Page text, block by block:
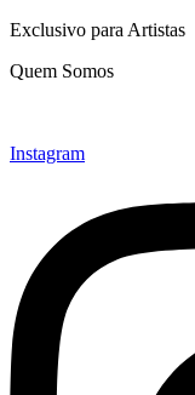
Exclusivo para Artistas
Quem Somos
Instagram